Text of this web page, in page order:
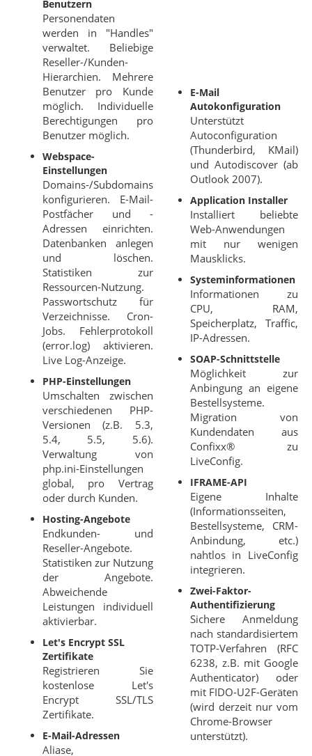
Benutzern
Personendaten
werden in "Handles"
verwaltet. Beliebige
Reseller-/Kunden-
Hierarchien. Mehrere
Benutzer pro Kunde
möglich. Individuelle
Berechtigungen pro
Benutzer möglich.
Webspace-
Einstellungen
Domains-/Subdomains
konfigurieren. E-Mail-
Postfächer und -
Adressen einrichten.
Datenbanken anlegen
und löschen.
Statistiken zur
Ressourcen-Nutzung.
Passwortschutz für
Verzeichnisse. Cron-
Jobs. Fehlerprotokoll
(error.log) aktivieren.
Live Log-Anzeige.
PHP-Einstellungen
Umschalten zwischen
verschiedenen PHP-
Versionen (z.B. 5.3,
5.4, 5.5, 5.6).
Verwaltung von
php.ini-Einstellungen
global, pro Vertrag
oder durch Kunden.
Hosting-Angebote
Endkunden- und
Reseller-Angebote.
Statistiken zur Nutzung
der Angebote.
Abweichende
Leistungen individuell
aktivierbar.
Let's Encrypt SSL
Zertifikate
Registrieren Sie
kostenlose Let's
Encrypt SSL/TLS
Zertifikate.
E-Mail-Adressen
Aliase,
E-Mail
Autokonfiguration
Unterstützt
Autoconfiguration
(Thunderbird, KMail)
und Autodiscover (ab
Outlook 2007).
Application Installer
Installiert beliebte
Web-Anwendungen
mit nur wenigen
Mausklicks.
Systeminformationen
Informationen zu
CPU, RAM,
Speicherplatz, Traffic,
IP-Adressen.
SOAP-Schnittstelle
Möglichkeit zur
Anbingung an eigene
Bestellsysteme.
Migration von
Kundendaten aus
Confixx® zu
LiveConfig.
IFRAME-API
Eigene Inhalte
(Informationsseiten,
Bestellsysteme, CRM-
Anbindung, etc.)
nahtlos in LiveConfig
integrieren.
Zwei-Faktor-
Authentifizierung
Sichere Anmeldung
nach standardisiertem
TOTP-Verfahren (RFC
6238, z.B. mit Google
Authenticator) oder
mit FIDO-U2F-Geräten
(wird derzeit nur vom
Chrome-Browser
unterstützt).